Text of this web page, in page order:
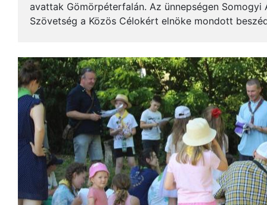
avattak Gömörpéterfalán. Az ünnepségen
Szövetség a Közös Célokért elnöke mondott